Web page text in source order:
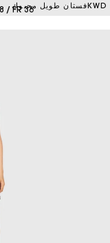
فستان طويل محبوك
/ FR 36